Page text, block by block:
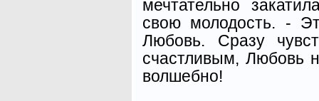
мечтательно
свою молодость. -
Любовь. Сразу
счастливым, Любовь
волшебно!